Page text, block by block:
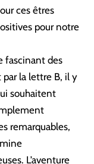
ces êtres
pour notre
fascinant des
la lettre B, il y
souhaitent
remarquables,
L’aventure